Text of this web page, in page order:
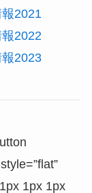
2021
2022
2023
1px 1px